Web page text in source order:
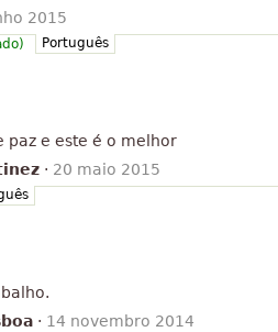
2015
Português
paz e este é o melhor
· 20 maio 2015
· 14 novembro 2014